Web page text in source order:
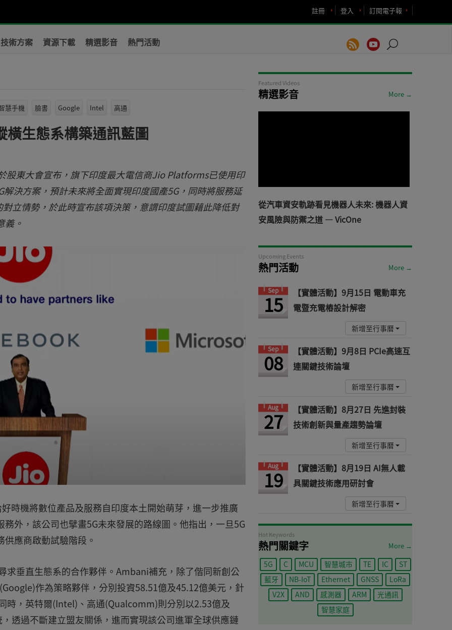
訂閱電子報
登入
註冊
技術方案 資源下載 精選影音 熱門活動
慧手機 臉書 Google Intel 高通
生態系構築通訊藍圖
股東大會宣布，旗下印度最大電信商Jio Platforms已使用印
決方案，預計未來將全面實現印度國產5G，同時將服務延
立情勢，於此時宣布該項決策，意謂印度試圖藉此降低對
義。
時機將數位產品及服務自印度本土開始萌芽，進一步推廣
外，該公司也擘畫5G未來發展的路線圖。他指出，一旦5G
應商啟動試驗階段。
垂直生態系的合作夥伴。Ambani補充，除了偕同新創公
作為策略夥伴，分別投資58.51億及45.12億美元，針
時，英特爾(Intel)、高通(Qualcomm)則分別以2.53億及
透過不斷建立盟友關係，進而實現該公司進軍全球供應鏈
Featured Videos
精選影音 More →
從汽車資安軌跡看見機器人未來: 機器人資
安風險與防禦之道 — VicOne
Upcoming Events
熱門活動 More →
Sep
15
【實體活動】9月15日 電動車充
電暨充電樁設計解密
新增至行事曆
Sep
08
【實體活動】9月8日 PCIe高速互
連關鍵技術論壇
新增至行事曆
Aug
27
【實體活動】8月27日 先進封裝
技術創新與量產趨勢論壇
新增至行事曆
Aug
19
【實體活動】8月19日 AI無人載
具關鍵技術應用研討會
新增至行事曆
Hot Keywords
熱門關鍵字 More →
5G C MCU 智慧城市 TE IC
ST
藍牙
NB-IoT Ethernet GNSS
LoRa
V2X
AND 感測器 ARM
光通訊
智慧家庭